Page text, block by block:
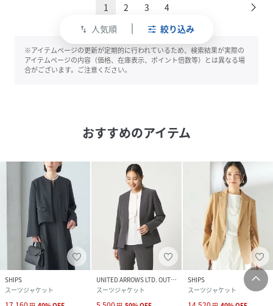
swap_vert 人気順 絞り込み
1 2 3 4
※アイテムページの更新が定期的に行われているため、検索結果が実際の
アイテムページの内容（価格、在庫表示、ポイント倍数等）とは異なる場
合がございます。ご注意ください。
おすすめのアイテム
SHIPS
スーツジャケット
UNITED ARROWS LTD. OUTLET
スーツジャケット
SHIPS
スーツジャケット